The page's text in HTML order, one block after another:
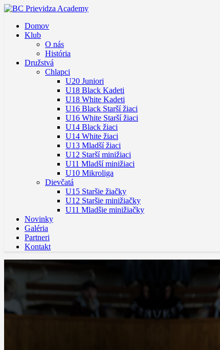
Domov
Klub
O nás
História
Družstvá
Chlapci
U20 Juniori
U18 Black Kadeti
U18 White Kadeti
U16 Black Starší žiaci
U16 White Starší žiaci
U14 Black žiaci
U14 White žiaci
U13 Mladší žiaci
U12 Starší minižiaci
U11 Mladší minižiaci
U10 Mikroliga
Dievčatá
U15 Staršie žiačky
U12 Staršie minižiačky
U11 Mladšie minižiačky
Novinky
Galéria
Partneri
Kontakt